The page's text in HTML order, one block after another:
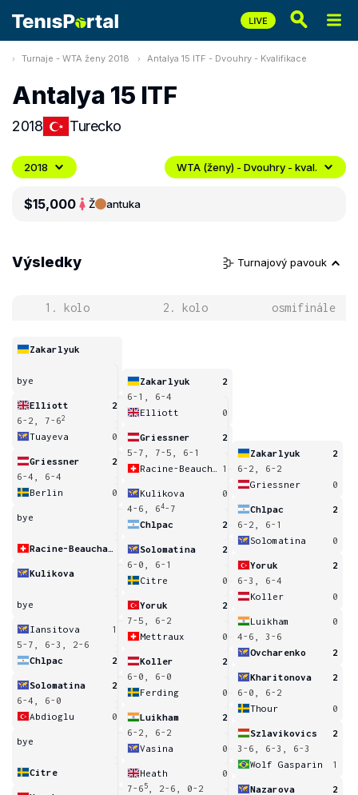
Turnaje - WTA ženy 2018 Antalya 15 ITF - Dvouhry - Kvalifikace
Antalya 15 ITF
2018 Turecko
2018 WTA (ženy) - Dvouhry - kval.
$15,000 Ž antuka
Výsledky Turnajový pavouk
1. kolo 2. kolo osmifinále
Zakarlyuk
bye
Elliott
2
6-2, 7-62
Tuayeva 0
Griessner
2
6-4, 6-4
Berlin
0
bye
Kulikova
bye
Iansitova
1
5-7, 6-3, 2-6
Chlpac
2
Solomatina
2
6-4, 6-0
Abdioglu
0
bye
Citre
Zakarlyuk
2
6-1, 6-4
Elliott
0
Griessner
2
5-7, 7-5, 6-1
1
Kulikova
0
4-6, 64-7
Chlpac
2
Solomatina
2
6-0, 6-1
Citre
0
Yoruk
2
7-5, 6-2
Mettraux
0
Koller
2
6-0, 6-0
Ferding
0
Luikham
2
6-2, 6-2
Vasina
0
Heath
0
7-6 5
, 2-6, 0-2
Zakarlyuk
2
6-2, 6-2
Griessner
0
Chlpac
2
6-2, 6-1
Solomatina
0
Yoruk
2
6-3, 6-4
Koller
0
Luikham
0
4-6, 3-6
Ovcharenko
2
Kharitonova
2
6-0, 6-2
Thour
0
Szlavikovics
2
3-6, 6-3, 6-3
Wolf Gasparin
1
Nazarova
2